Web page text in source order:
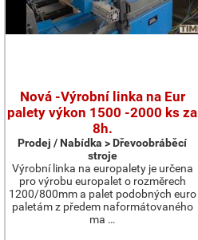
Nová -Výrobní linka na Eur
palety výkon 1500 -2000 ks za
8h.
Prodej / Nabídka > Dřevoobráběcí
stroje
Výrobní linka na europalety je určena
pro výrobu europalet o rozměrech
1200/800mm a palet podobných euro
paletám z předem naformátovaného
ma …